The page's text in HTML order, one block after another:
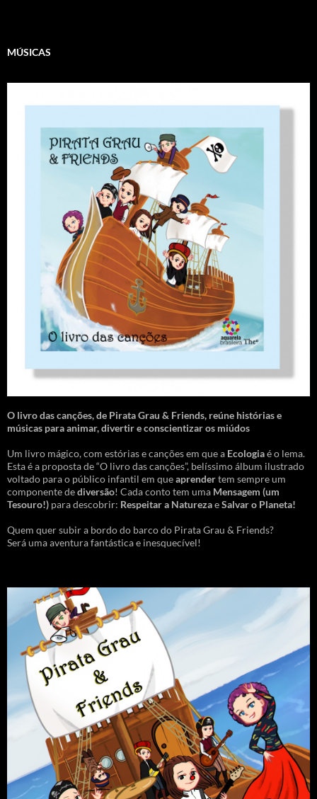
MÚSICAS
O livro das canções,de Pirata Grau & Friends, reúne histórias e
músicas para animar, divertir e conscientizar os miúdos
Um livro mágico, com estórias e canções em que a Ecologiaé o lema.
Esta é a proposta de “O livro das canções”, belíssimo álbum ilustrado
voltado para o público infantil em queaprendertem sempre um
componente dediversão! Cada conto tem uma Mensagem (um
Tesouro!) para descobrir: Respeitar a NaturezaeSalvar o Planeta!
Quem quer subir a bordo do barco do Pirata Grau & Friends?
Será uma aventura fantástica e inesquecível!